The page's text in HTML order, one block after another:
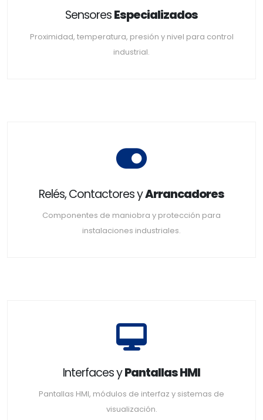
SensoresEspecializados
Proximidad, temperatura, presión y nivel para control
industrial.
Relés, Contactores yArrancadores
Componentes de maniobra y protección para
instalaciones industriales.
Interfaces yPantallas HMI
Pantallas HMI, módulos de interfaz y sistemas de
visualización.